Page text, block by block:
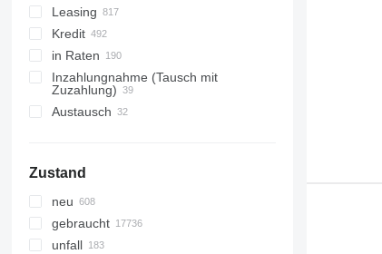
Leasing
Kredit
in Raten
Inzahlungnahme (Tausch mit
Zuzahlung)
Austausch
Zustand
neu
gebraucht
unfall